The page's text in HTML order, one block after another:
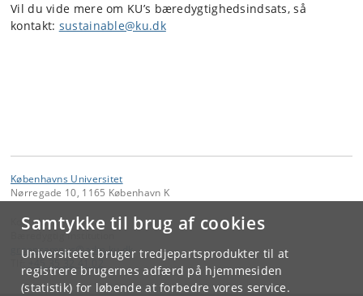
Samtykke til brug af cookies
Universitetet bruger tredjepartsprodukter til at
registrere brugernes adfærd på hjemmesiden
(statistik) for løbende at forbedre vores service.
Vil du vide mere om KU’s bæredygtighedsindsats, så
kontakt: sustainable@ku.dk
Københavns Universitet
Nørregade 10, 1165 København K
Kontakt:
Bæredygtig Institution
groencampus@adm.ku.dk
+45 35 32 41 02